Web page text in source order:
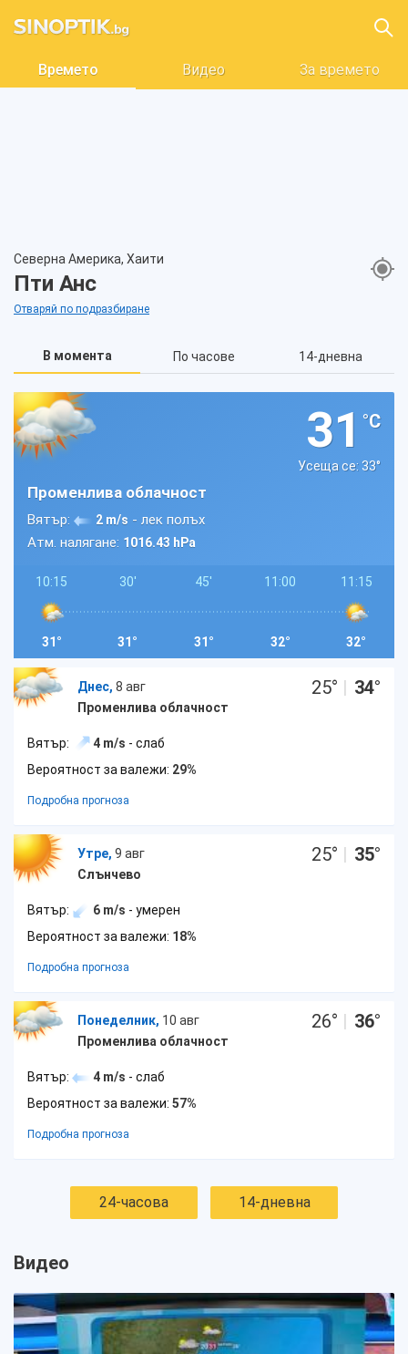
Времето Видео За времето
Северна Америка, Хаити
Пти Анс
Отваряй по подразбиране
В момента По часове 14-дневна
31 °C
Усеща се: 33°
Променлива облачност
Вятър: 2 m/s - лек полъх
Атм. налягане: 1016.43 hPa
10:15
31°
30'
31°
45'
31°
11:00
32°
11:15
32°
Днес, 8 авг
Променлива облачност
25° | 34°
Вятър: 4 m/s - слаб
Вероятност за валежи: 29%
Подробна прогноза
Утре, 9 авг
Слънчево
25° | 35°
Вятър: 6 m/s - умерен
Вероятност за валежи: 18%
Подробна прогноза
Понеделник, 10 авг
Променлива облачност
26° | 36°
Вятър: 4 m/s - слаб
Вероятност за валежи: 57%
Подробна прогноза
24-часова 14-дневна
Видео